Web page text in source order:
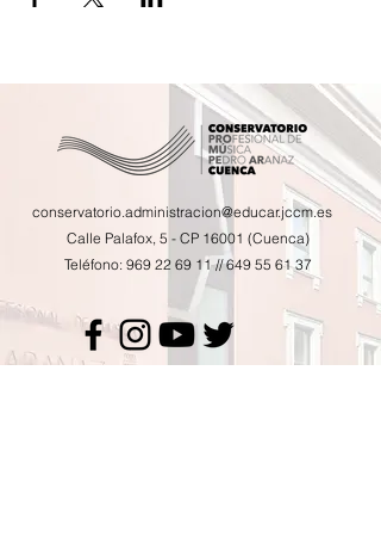
conservatorio.administracion@educar.jccm.es
Calle Palafox, 5 - CP 16001 (Cuenca)
Teléfono: 969 22 69 11//649 55 61 37